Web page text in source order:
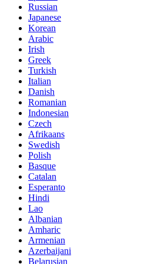
Russian
Japanese
Korean
Arabic
Irish
Greek
Turkish
Italian
Danish
Romanian
Indonesian
Czech
Afrikaans
Swedish
Polish
Basque
Catalan
Esperanto
Hindi
Lao
Albanian
Amharic
Armenian
Azerbaijani
Belarusian